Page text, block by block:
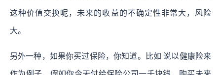
这种价值交换呢，未来的收益的不确定性非常大，风险
大。
另外一种，如果你买过保险，你知道。比如 说以健康险来